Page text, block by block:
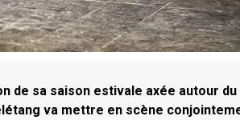
de sa saison estivale axée autour du
va mettre en scène